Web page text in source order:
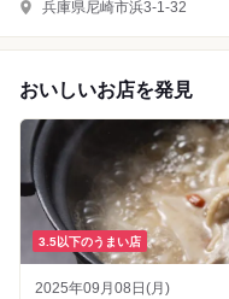
兵庫県尼崎市浜3-1-32
おいしいお店を発見
3.5以下のうまい店
2025年09月08日(月)